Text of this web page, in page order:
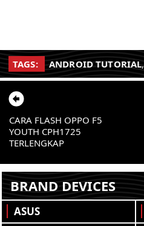
TAGS: ANDROID TUTORIAL,
CARA FLASH OPPO F5
YOUTH CPH1725
TERLENGKAP
BRAND DEVICES
ASUS